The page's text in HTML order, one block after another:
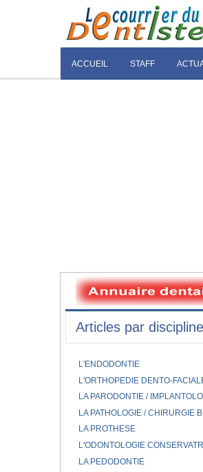
ACCUEIL STAFF
Articles par discipline
L'ENDODONTIE
L'ORTHOPEDIE DENTO-
LA PARODONTIE /
LA PATHOLOGIE / CHIRURGIE
LA PROTHESE
L'ODONTOLOGIE
LA PEDODONTIE